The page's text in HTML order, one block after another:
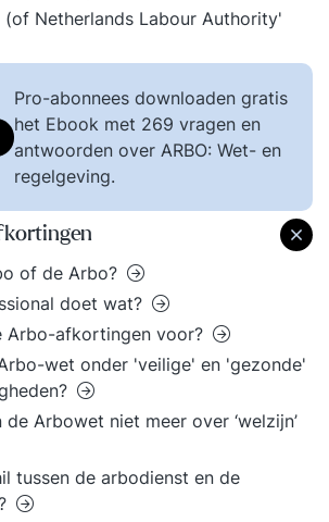
Netherlands Labour Authority'
Pro-abonnees downloaden gratis
het Ebook met 269 vragen en
antwoorden over ARBO: Wet- en
regelgeving.
of de Arbo?
doet wat?
Arbo-afkortingen voor?
wet onder 'veilige' en 'gezonde'
Arbowet niet meer over ‘welzijn’
tussen de arbodienst en de